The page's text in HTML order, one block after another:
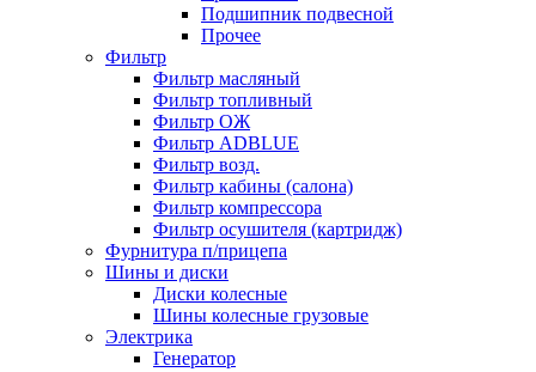
Подшипник подвесной
Прочее
Фильтр
Фильтр масляный
Фильтр топливный
Фильтр ОЖ
Фильтр ADBLUE
Фильтр возд.
Фильтр кабины (салона)
Фильтр компрессора
Фильтр осушителя (картридж)
Фурнитура п/прицепа
Шины и диски
Диски колесные
Шины колесные грузовые
Электрика
Генератор